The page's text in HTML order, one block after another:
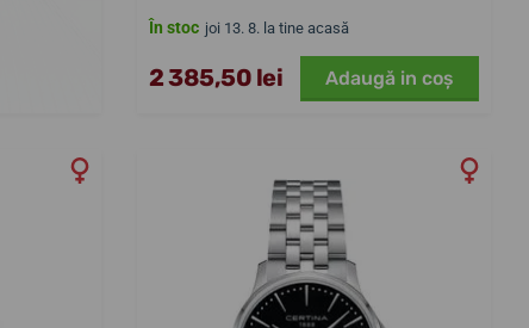
În stoc joi 13. 8. la tine acasă
2 385,50 lei Adaugă in coş